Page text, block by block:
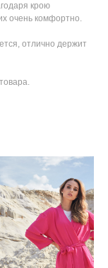
крою
очень комфортно.
отлично держит